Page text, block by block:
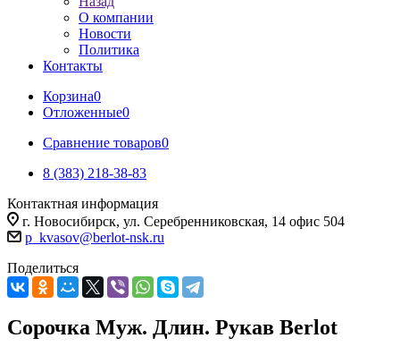
О компании
Новости
Политика
Контакты
Корзина0
Отложенные0
Сравнение товаров0
8 (383) 218-38-83
Контактная информация
г. Новосибирск, ул. Серебренниковская, 14 офис 504
p_kvasov@berlot-nsk.ru
Поделиться
Сорочка Муж. Длин. Рукав Berlot